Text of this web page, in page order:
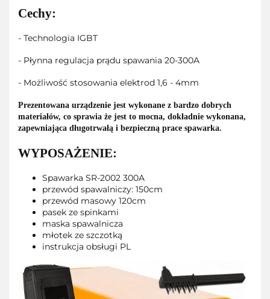
Cechy:
- Technologia IGBT
- Płynna regulacja prądu spawania 20-300A
- Możliwość stosowania elektrod 1,6 - 4mm
Prezentowana urządzenie jest wykonane z bardzo dobrych
materiałów, co sprawia że jest to mocna, dokładnie wykonana,
zapewniająca długotrwałą i bezpieczną prace spawarka.
WYPOSAŻENIE:
Spawarka SR-2002 300A
przewód spawalniczy: 150cm
przewód masowy 120cm
pasek ze spinkami
maska spawalnicza
młotek ze szczotką
instrukcja obsługi PL